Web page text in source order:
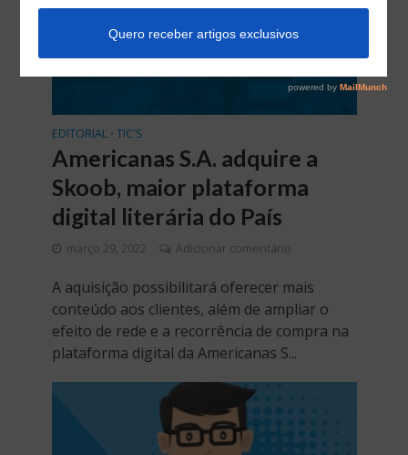
EDITORIAL • TIC'S
Americanas S.A. adquire a
Skoob, maior plataforma
digital literária do País
março 29, 2022 Adicionar comentário
A aquisição possibilitará oferecer mais
conteúdo aos clientes, além de ampliar o
efeito de rede e a recorrência de compra na
plataforma digital da Americanas S...